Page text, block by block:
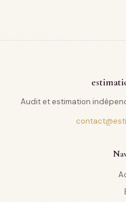
Audit et estimation